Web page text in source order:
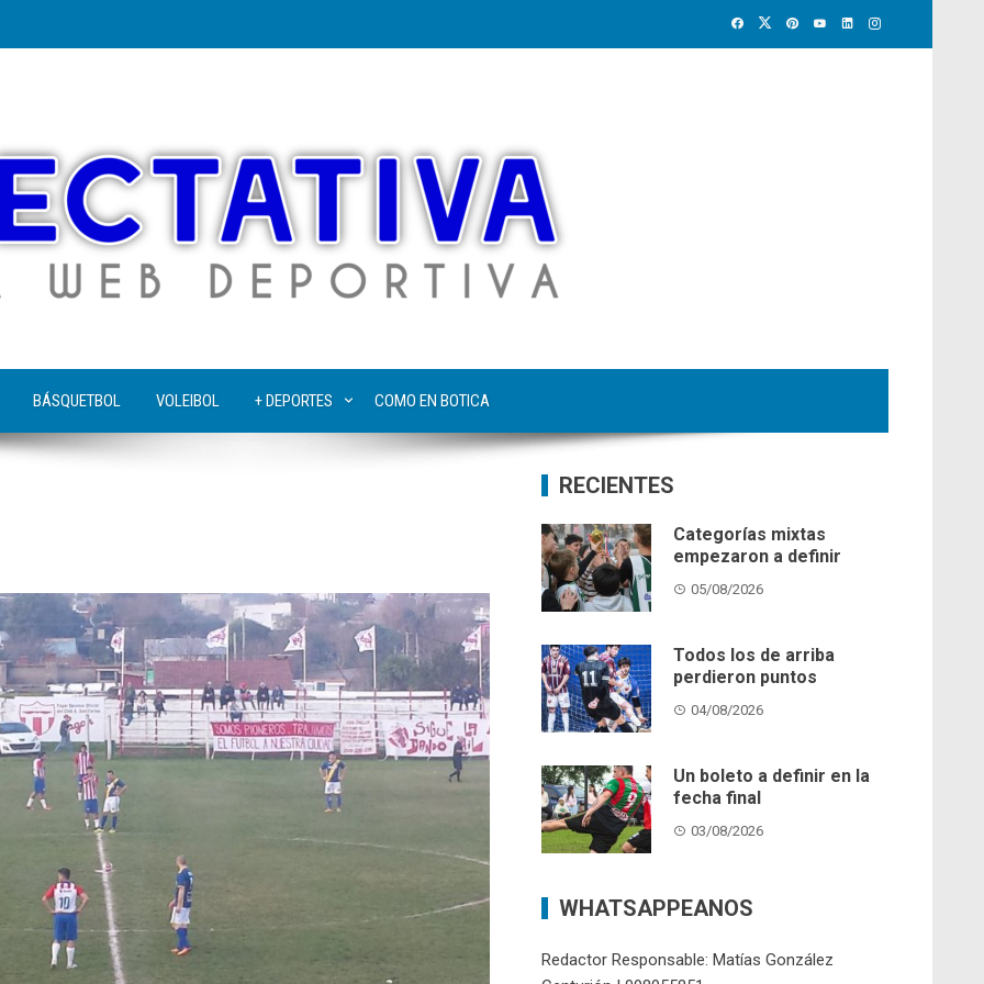
BÁSQUETBOL VOLEIBOL + DEPORTES COMO EN BOTICA
RECIENTES
Categorías mixtas
empezaron a definir
05/08/2026
Todos los de arriba
perdieron puntos
04/08/2026
Un boleto a definir en la
fecha final
03/08/2026
WHATSAPPEANOS
Redactor Responsable: Matías González